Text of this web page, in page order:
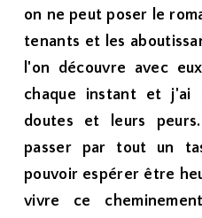
on ne peut poser le
tenants et les
l'on découvre avec
chaque instant et j'ai
doutes et leurs
passer par tout un
pouvoir espérer être
vivre ce